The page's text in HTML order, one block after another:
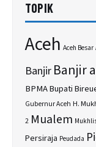
TOPIK
Aceh Aceh Besar
BanjirBanjir
BPMABupati
Gubernur Aceh H.
2 Mualem
Persiraja Peudada